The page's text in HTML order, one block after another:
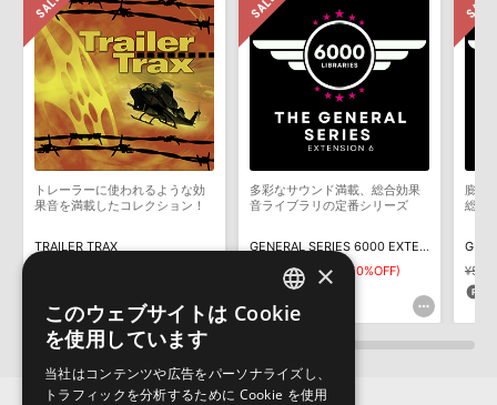
製品の購入手続き完了後、受注確認メールとシリアルナンバーをお知らせするメールの2
通が送信されます。メールに記載されております説明に沿って、製品のダウンロード／
導入を行って下さい。
ダウンロード製品という性質上、一切の返品・返金はお受け付け致しかねます。
トレーラーに使われるような効
果音を満載したコレクション！
TRAILER TRAX
多彩なサウンド満載、総合効果
音ライブラリの定番シリーズ
GENERAL SERIES 6000 EXTENSION 6
¥51,194 ¥25,597(50%OFF)
1,279pt
膨大
総合
ENGLISH
×
このウェブサイトは Cookie
を使用しています
当社はコンテンツや広告をパーソナライズし、
トラフィックを分析するために Cookie を使用